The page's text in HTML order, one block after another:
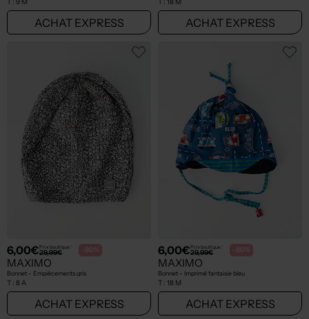
T : 9 M
ACHAT EXPRESS
T : 18 M
ACHAT EXPRESS
6,00€Prix boutique :
29,99€ -80%
MAXIMO
Bonnet - Empiècements gris
T : 8 A
ACHAT EXPRESS
6,00€Prix boutique :
29,99€ -80%
MAXIMO
Bonnet - Imprimé fantaisie bleu
T : 18 M
ACHAT EXPRESS